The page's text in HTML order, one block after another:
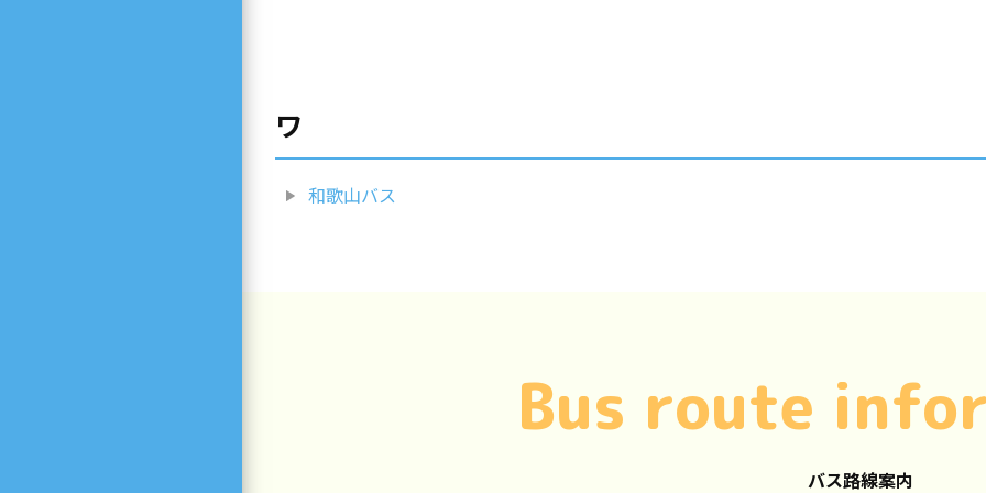
ワ
和歌山バス
Bus route
バス路線案内